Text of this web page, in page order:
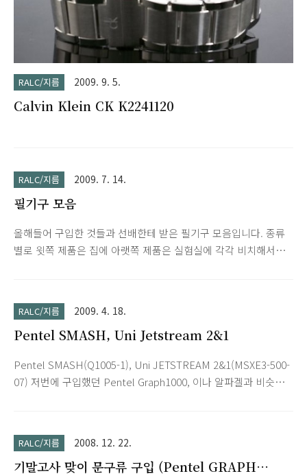
RALC/지름 2009. 9. 5.
Calvin Klein CK K2241120
RALC/지름 2009. 7. 14.
필기구 모음
올해들어 구입한 것들과 선배한테 받은 필기구 모음입니다. 종류
별로 윗쪽 제품은 집에 아랫쪽 제품은 실험실에 각각 비치해서
■ 0.5mm 샤프 Pentel GRAPH 1000(PG1005) Pentel
SMASH(Q1005-1) ■ 0.3mm 샤프 Pentel P203 - 0.3mm
ZEBRA DRAFIX DM3 - 0.3mm ■ 0.3mm 펜촉 조절 샤프
PROMECHA 1000/0.3(OP-1003) 2008/12/22 - 기말고사 맞이
문구류 구입 (Pentel GRAPH ..
RALC/지름 2009. 4. 18.
Pentel SMASH, Uni Jetstream 2&1
Pentel SMASH(Q1005-1), Uni JETSTREAM 2&1(MSXE3-500-
07) 저번에 구입했던 Pentel Graph1000, 이나 알파겔과 비슷한
1000, uni α·gel) 샤프는 그래프1000과 동급 제품인데 멀티펜(샤
프+볼펜 2색)은 알파겔이 월등히 좋네요. 그렇다고 제트스트림이
별로라는 건 아닙니다. (상대적으로) 저렴한 가격에 쓸만한 멀티
RALC/지름 2008. 12. 22.
기말고사 맞이 문구류 구입 (Pentel GRAPH